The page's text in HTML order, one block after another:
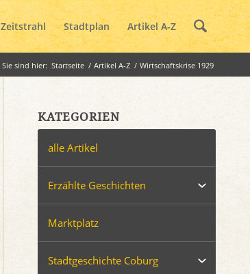
Zeitstrahl Stadtplan Artikel A-Z
Sie sind hier: Startseite / Artikel A-Z / Wirtschaftskrise 1929
KATEGORIEN
alle Artikel
Erzählte Geschichten
Marktplatz
Stadtgeschichte Coburg